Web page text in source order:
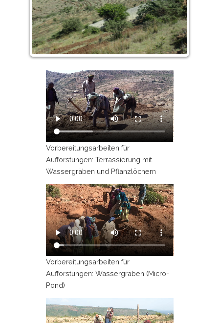
Vorbereitungsarbeiten für
Aufforstungen: Terrassierung mit
Wassergräben und Pflanzlöchern
Vorbereitungsarbeiten für
Aufforstungen: Wassergräben (Micro-
Pond)